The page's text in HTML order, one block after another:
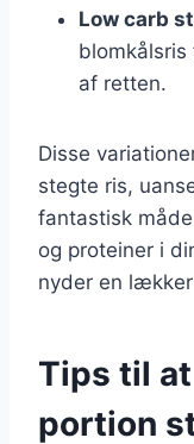
Low carb
blomkålsris
af retten.
Disse
stegte ris,
fantastisk
og proteiner i
nyder en
Tips til
portion